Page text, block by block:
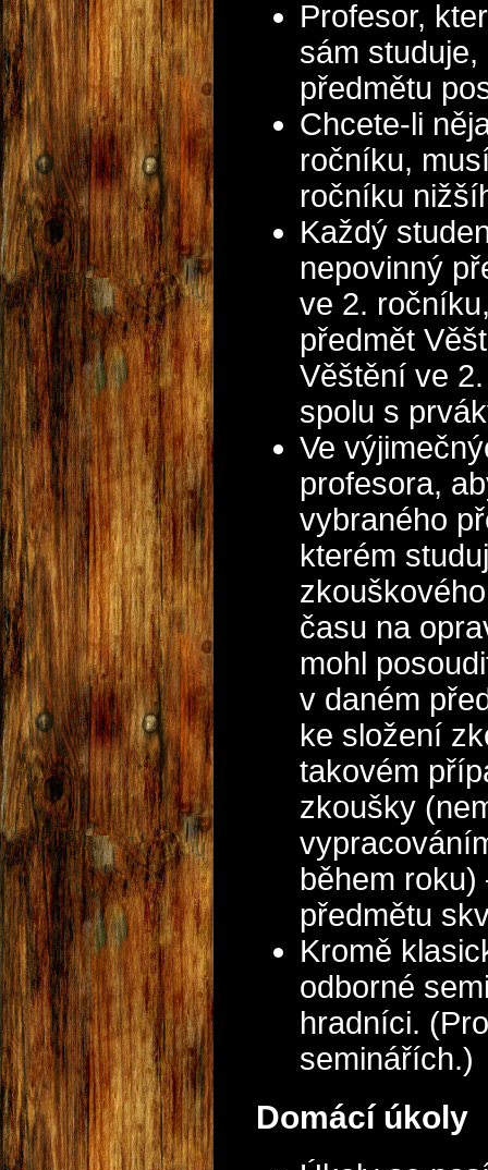
Profesor,
sám
předmětu
Chcete-li
ročníku,
ročníku
Každý
nepovinný
ve 2.
předmět
Věštění ve
spolu s
Ve
profesora,
vybraného
kterém
času na
mohl
v daném
ke složení
takovém
zkoušky
během
předmětu
Kromě
odborné
hradníci.
seminářích.)
Domácí úkoly